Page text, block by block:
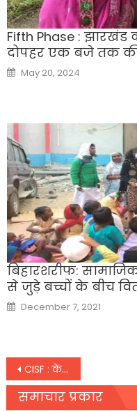
Fifth Phase : झारखंड
दोपहर एक बजे तक
Posted
on
May 20, 2024
बिहारशरीफ: सामाजिक
से जुड़े बच्चों के बीच
Posted
on
December 7, 2021
Post
navigation
CISF : केंद्रीय औद्योगिक सुरक्षा बल 451 कॉन्स्टेबल पदों के लिए आवदेन कल तक
समाचार प्रकार